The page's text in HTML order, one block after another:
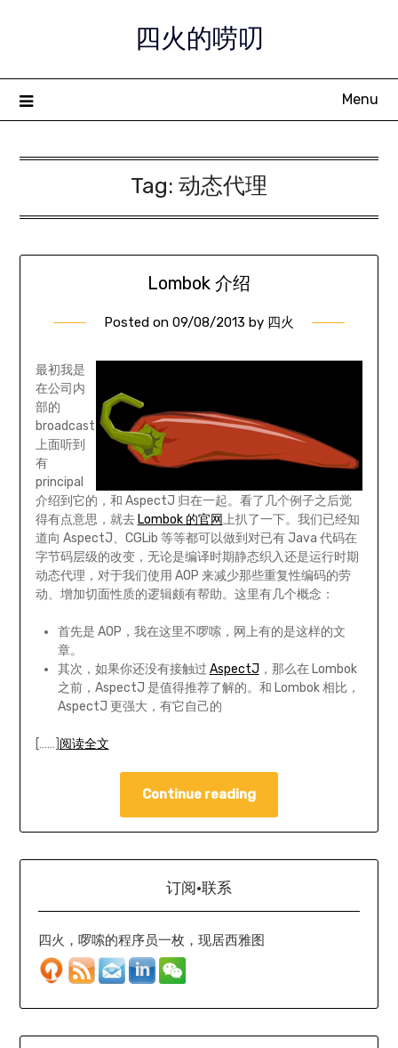
四火的唠叨
Menu
Tag: 动态代理
Lombok 介绍
Posted on 09/08/2013 by 四火
最初我是
在公司内
部的
broadcast
上面听到
有
principal
介绍到它的，和 AspectJ 归在一起。看了几个例子之后觉
得有点意思，就去 Lombok 的官网上扒了一下。我们已经知
道向 AspectJ、CGLib 等等都可以做到对已有 Java 代码在
字节码层级的改变，无论是编译时期静态织入还是运行时期
动态代理，对于我们使用 AOP 来减少那些重复性编码的劳
动、增加切面性质的逻辑颇有帮助。这里有几个概念：
首先是 AOP，我在这里不啰嗦，网上有的是这样的文
章。
其次，如果你还没有接触过 AspectJ ，那么在 Lombok
之前，AspectJ 是值得推荐了解的。和 Lombok 相比，
AspectJ 更强大，有它自己的
[……] 阅读全文
Continue reading
订阅·联系
四火，啰嗦的程序员一枚，现居西雅图